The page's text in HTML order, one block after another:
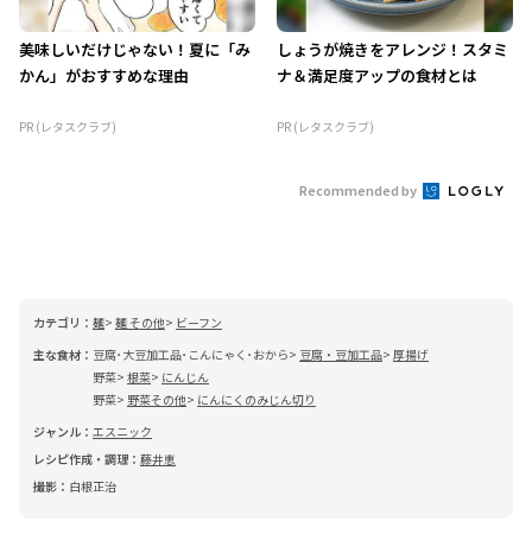
美味しいだけじゃない！夏に「み
かん」がおすすめな理由
PR (レタスクラブ)
しょうが焼きをアレンジ！スタミ
ナ＆満足度アップの食材とは
PR (レタスクラブ)
Recommended by
カテゴリ： 麺 麺 その他
ビーフン
主な食材： 豆腐･大豆加工品･こんにゃく･おから 豆腐・豆加工品 厚揚げ
野菜 根菜
にんじん
野菜
野菜その他
にんにくのみじん切り
ジャンル： エスニック
レシピ作成・調理： 藤井恵
撮影： 白根正治